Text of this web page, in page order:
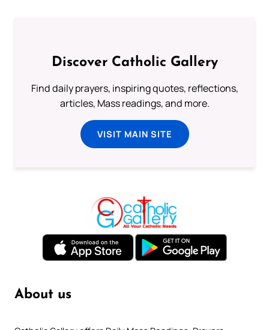
Discover Catholic Gallery
Find daily prayers, inspiring quotes, reflections,
articles, Mass readings, and more.
VISIT MAIN SITE
About us